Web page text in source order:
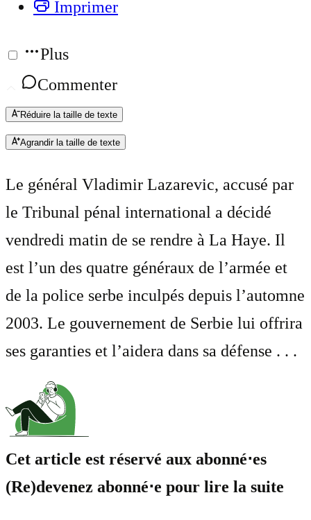
Imprimer
Plus
Commenter
Réduire la taille de texte
Agrandir la taille de texte
Le général Vladimir Lazarevic, accusé par
le Tribunal pénal international a décidé
vendredi matin de se rendre à La Haye. Il
est l’un des quatre généraux de l’armée et
de la police serbe inculpés depuis l’automne
2003. Le gouvernement de Serbie lui offrira
ses garanties et l’aidera dans sa défense . . .
Cet article est réservé aux abonné⋅es
(Re)devenez abonné⋅e pour lire la suite